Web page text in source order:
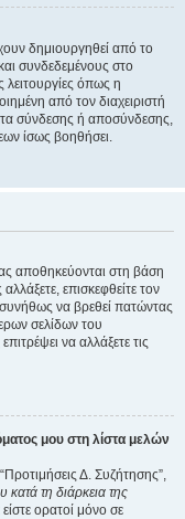
δημιουργηθεί από το
συνδεδεμένους στο
όπως η
από τον διαχειριστή
σύνδεσης ή αποσύνδεσης,
ίσως βοηθήσει.
αποθηκεύονται στη βάση
επισκεφθείτε τον
να βρεθεί πατώντας
σελίδων του
να αλλάξετε τις
μου στη λίστα μελών
Δ. Συζήτησης”,
τη διάρκεια της
ορατοί μόνο σε